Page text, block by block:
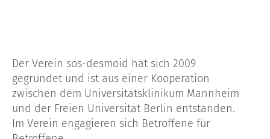
Der Verein sos-desmoid hat sich 2009
gegründet und ist aus einer Kooperation
zwischen dem Universitätsklinikum Mannheim
und der Freien Universität Berlin entstanden.
Im Verein engagieren sich Betroffene für